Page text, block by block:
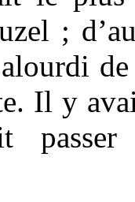
;
Il y